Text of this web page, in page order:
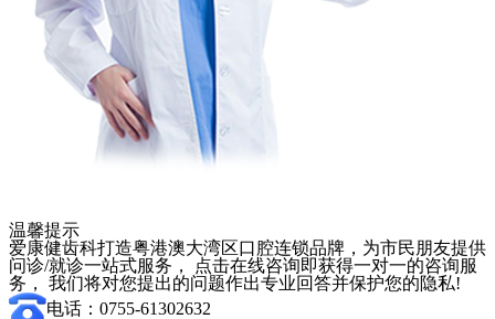
温馨提示
爱康健齿科打造粤港澳大湾区口腔连锁品牌，为市民朋友提供
问诊/就诊一站式服务， 点击在线咨询即获得一对一的咨询服
务， 我们将对您提出的问题作出专业回答并保护您的隐私!
电话：0755-61302632